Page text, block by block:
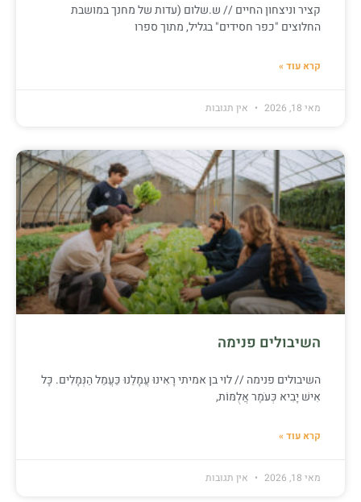
קציר וניצחון החיים // ש.שלום (עדות של מחנך במושבת
החלוצים "כפר חסידים" בגליל, מתוך ספרו
קרא עוד »
מאי 18, 2026 אין תגובות
השיבולים פנימה
השיבולים פנימה // לוי בן אמיתי רָאִינוּ עֲמָלֵנוּ כַּעֲמַל הַנְּמָלִים. כָּל
אִישׁ יָבִיא כְּעֹמֶר אֲלֻמּוֹת,
קרא עוד »
מאי 18, 2026 אין תגובות